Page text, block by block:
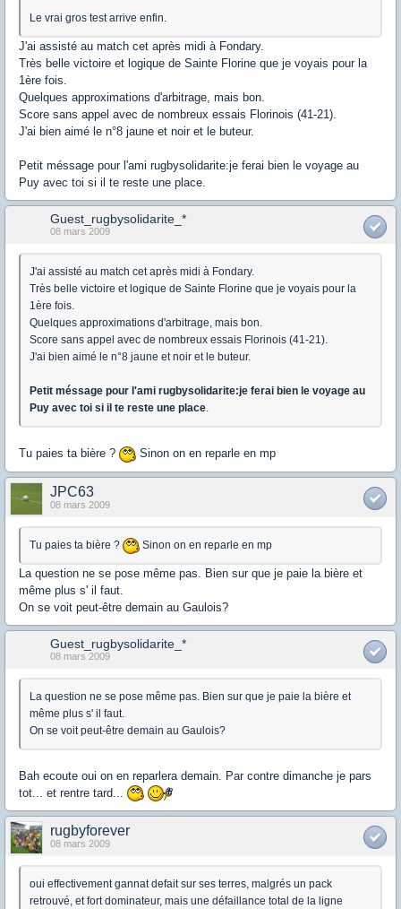
Le vrai gros test arrive enfin.
J'ai assisté au match cet après midi à Fondary.
Très belle victoire et logique de Sainte Florine que je voyais pour la
1ère fois.
Quelques approximations d'arbitrage, mais bon.
Score sans appel avec de nombreux essais Florinois (41-21).
J'ai bien aimé le n°8 jaune et noir et le buteur.
Petit méssage pour l'ami rugbysolidarite:je ferai bien le voyage au
Puy avec toi si il te reste une place.
Guest_rugbysolidarite_*
08 mars 2009
J'ai assisté au match cet après midi à Fondary.
Très belle victoire et logique de Sainte Florine que je voyais pour la
1ère fois.
Quelques approximations d'arbitrage, mais bon.
Score sans appel avec de nombreux essais Florinois (41-21).
J'ai bien aimé le n°8 jaune et noir et le buteur.
Petit méssage pour l'ami rugbysolidarite:je ferai bien le voyage au
Puy avec toi si il te reste une place.
Tu paies ta bière ? Sinon on en reparle en mp
JPC63
08 mars 2009
Tu paies ta bière ? Sinon on en reparle en mp
La question ne se pose même pas. Bien sur que je paie la bière et
même plus s' il faut.
On se voit peut-être demain au Gaulois?
Guest_rugbysolidarite_*
08 mars 2009
La question ne se pose même pas. Bien sur que je paie la bière et
même plus s' il faut.
On se voit peut-être demain au Gaulois?
Bah ecoute oui on en reparlera demain. Par contre dimanche je pars
tot... et rentre tard...
rugbyforever
08 mars 2009
oui effectivement gannat defait sur ses terres, malgrés un pack
retrouvé, et fort dominateur, mais une défaillance total de la ligne